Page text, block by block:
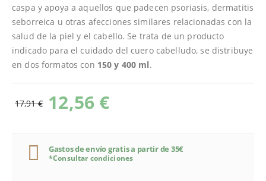
caspa y apoya a aquellos que padecen psoriasis, dermatitis
seborreica u otras afecciones similares relacionadas con la
salud de la piel y el cabello. Se trata de un producto
indicado para el cuidado del cuero cabelludo, se distribuye
en dos formatos con 150 y 400 ml.
12,56 €
17,91 €
Gastos de envío gratis a partir de 35€
*Consultar condiciones